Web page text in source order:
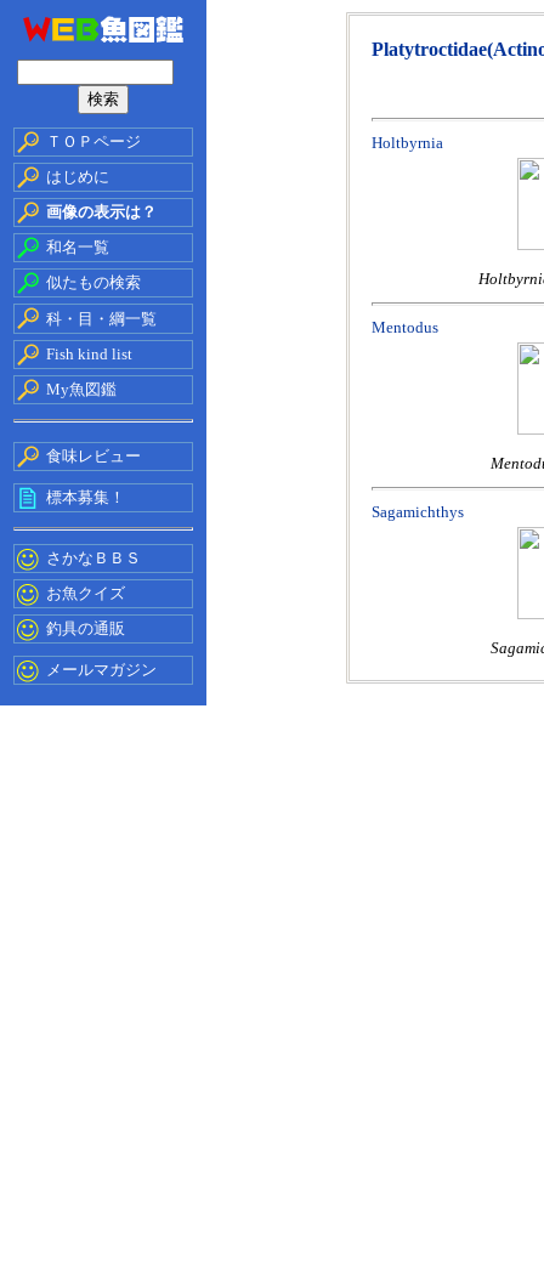
ＴＯＰページ
はじめに
画像の表示は？
和名一覧
似たもの検索
科・目・綱一覧
Fish kind list
My魚図鑑
食味レビュー
標本募集！
さかなＢＢＳ
お魚クイズ
釣具の通販
メールマガジン
Holtbyrnia
Mentodus
Sagamichthys